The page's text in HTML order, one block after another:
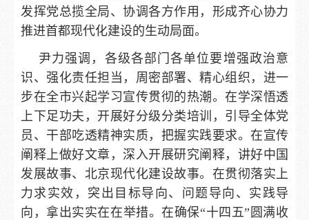
发挥党总揽全局、协调各方作用，形成齐心协力
推进首都现代化建设的生动局面。
尹力强调，各级各部门各单位要增强政治意
识、强化责任担当，周密部署、精心组织，进一
步在全市兴起学习宣传贯彻的热潮。在学深悟透
上下足功夫，开展好分级分类培训，引导全体党
员、干部吃透精神实质，把握实践要求。在宣传
阐释上做好文章，深入开展研究阐释，讲好中国
发展故事、北京现代化建设故事。在贯彻落实上
力求实效，突出目标导向、问题导向、实践导
向，拿出实实在在举措。在确保“十四五”圆满收